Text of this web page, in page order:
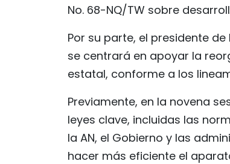
No. 68-NQ/TW sobre
Por su parte, el presidente
se centrará en apoyar la
estatal, conforme a los
Previamente, en la novena
leyes clave, incluidas las
la AN, el Gobierno y las
hacer más eficiente el